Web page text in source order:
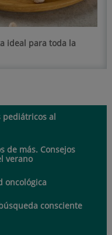
ideal para toda la
pediátricos al
de más. Consejos
verano
oncológica
consciente